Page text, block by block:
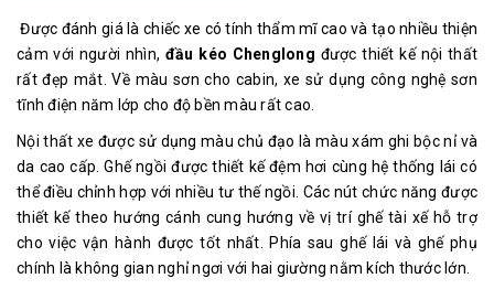
Được đánh giá là chiếc xe có tính thẩm mĩ cao và tạo nhiều thiện
cảm với người nhìn, đầu kéo Chenglong được thiết kế nội thất
rất đẹp mắt. Về màu sơn cho cabin, xe sử dụng công nghệ sơn
tĩnh điện năm lớp cho độ bền màu rất cao.
Nội thất xe được sử dụng màu chủ đạo là màu xám ghi bộc nỉ và
da cao cấp. Ghế ngồi được thiết kế đệm hơi cùng hệ thống lái có
thể điều chỉnh hợp với nhiều tư thế ngồi. Các nút chức năng được
thiết kế theo hướng cánh cung hướng về vị trí ghế tài xế hỗ trợ
cho việc vận hành được tốt nhất. Phía sau ghế lái và ghế phụ
chính là không gian nghỉ ngơi với hai giường nằm kích thước lớn.